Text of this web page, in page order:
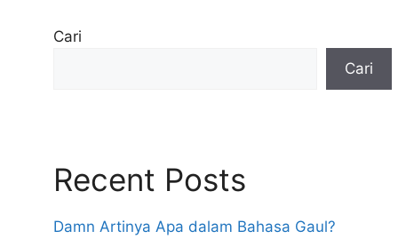
Cari
Cari
Recent Posts
Damn Artinya Apa dalam Bahasa Gaul?